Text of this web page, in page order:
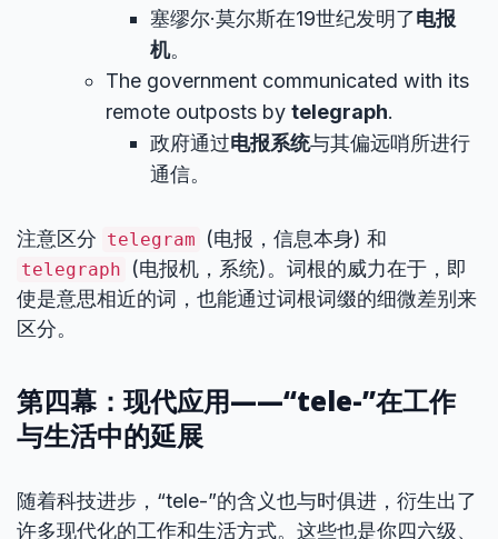
塞缪尔·莫尔斯在19世纪发明了电报
机。
The government communicated with its
remote outposts by telegraph.
政府通过电报系统与其偏远哨所进行
通信。
注意区分 telegram (电报，信息本身) 和
telegraph
(电报机，系统)。词根的威力在于，即
使是意思相近的词，也能通过词根词缀的细微差别来
区分。
第四幕：现代应用——“tele-”在工作
与生活中的延展
随着科技进步，“tele-”的含义也与时俱进，衍生出了
许多现代化的工作和生活方式。这些也是你四六级、